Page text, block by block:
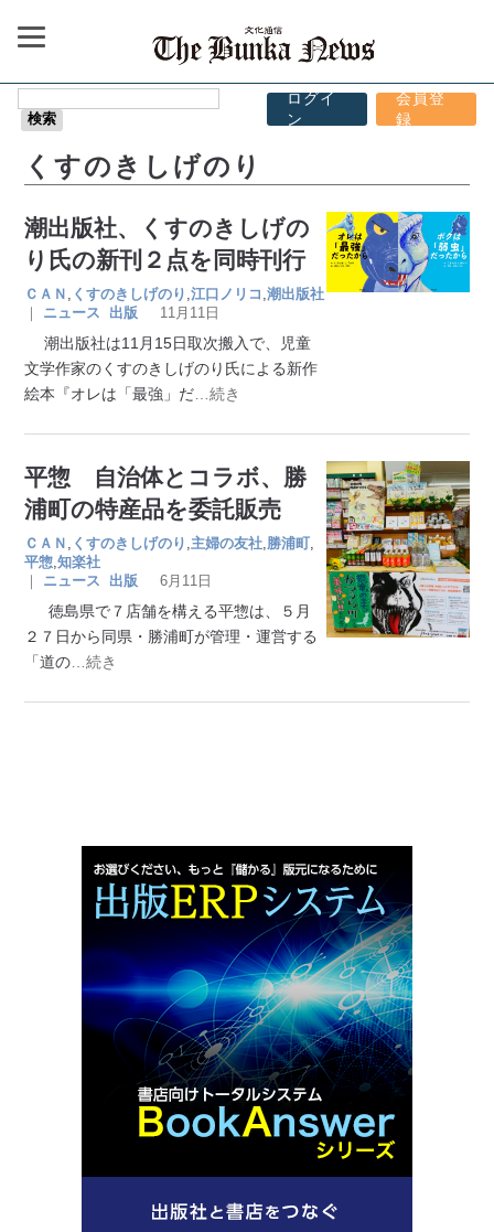
ログイ
ン
会員登
録
くすのきしげのり
潮出版社、くすのきしげの
り氏の新刊２点を同時刊行
ＣＡＮ くすのきしげのり ,江口ノリコ ,潮出版社
｜
ニュース 出版 11月11日
潮出版社は11月15日取次搬入で、児童
文学作家のくすのきしげのり氏による新作
絵本『オレは「最強」だ …続き
平惣 自治体とコラボ、勝
浦町の特産品を委託販売
ＣＡＮ くすのきしげのり 主婦の友社 勝浦町
平惣 ,知楽社
｜
ニュース 出版 6月11日
徳島県で７店舗を構える平惣は、５月
２７日から同県・勝浦町が管理・運営する
「道の …続き